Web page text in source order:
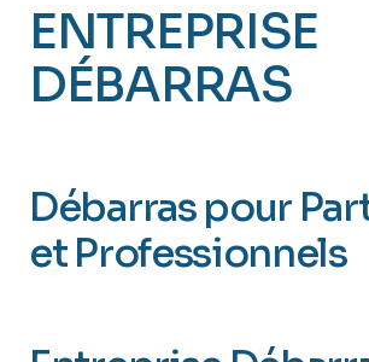
ENTREPRISE
DÉBARRAS
Débarras pour
et Professionnels